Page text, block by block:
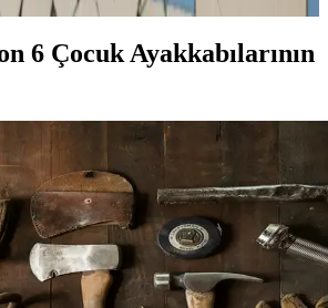
6 Çocuk Ayakkabılarının